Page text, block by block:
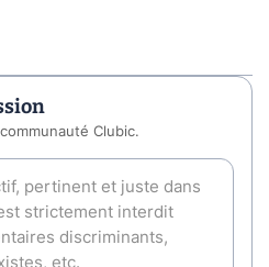
Clubic.